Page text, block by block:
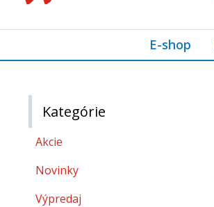
E-shop
Kategórie
Akcie
Novinky
Výpredaj